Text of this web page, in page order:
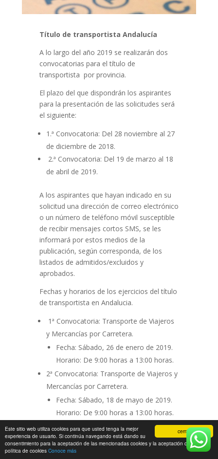
cerrar
Este sitio web utiliza cookies para que usted tenga la mejor
experiencia de usuario. Si continúa navegando está dando su
consentimiento para la aceptación de las mencionadas cookies y la aceptación de nuestra
política de cookies Conoce más
Título de transportista Andalucía
A lo largo del año 2019 se realizarán dos
convocatorias para el título de
transportista por provincia.
El plazo del que dispondrán los aspirantes
para la presentación de las solicitudes será
el siguiente:
1.ª Convocatoria: Del 28 noviembre al 27
de diciembre de 2018.
2.ª Convocatoria: Del 19 de marzo al 18
de abril de 2019.
A los aspirantes que hayan indicado en su
solicitud una dirección de correo electrónico
o un número de teléfono móvil susceptible
de recibir mensajes cortos SMS, se les
informará por estos medios de la
publicación, según corresponda, de los
listados de admitidos/excluidos y
aprobados.
Fechas y horarios de los ejercicios del título
de transportista en Andalucia.
1ª Convocatoria: Transporte de Viajeros
y Mercancías por Carretera.
Fecha: Sábado, 26 de enero de 2019.
Horario: De 9:00 horas a 13:00 horas.
2ª Convocatoria: Transporte de Viajeros y
Mercancías por Carretera.
Fecha: Sábado, 18 de mayo de 2019.
Horario: De 9:00 horas a 13:00 horas.
ALMERÍA: Aulario Núm. III. Universidad de
Almería La Cañada de San Urbano-Campus